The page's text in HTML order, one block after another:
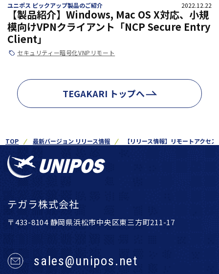
ユニポス ピックアップ製品のご紹介 2022.12.22
【製品紹介】Windows, Mac OS X対応、小規
模向けVPNクライアント「NCP Secure Entry
Client」
セキュリティー暗号化VNP リモート
TEGAKARI トップへ
TOP 最新バージョン リリース情報 【リリース情報】リモートアクセ
テガラ株式会社
〒433-8104 静岡県浜松市中央区東三方町211-17
sales@unipos.net